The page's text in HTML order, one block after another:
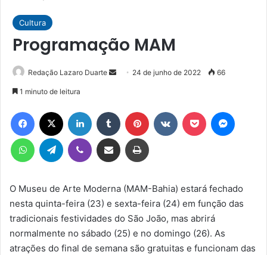
Cultura
Programação MAM
Redação Lazaro Duarte
Mande
mail
24 de junho de 2022 66
1 minuto de leitura
Facebook Linkedin Tumblr Pinterest Pocket
WhatsAppTelegram Viber Compartilhar via e-mail Imprimir
O Museu de Arte Moderna (MAM-Bahia) estará fechado
nesta quinta-feira (23) e sexta-feira (24) em função das
tradicionais festividades do São João, mas abrirá
normalmente no sábado (25) e no domingo (26). As
atrações do final de semana são gratuitas e funcionam das